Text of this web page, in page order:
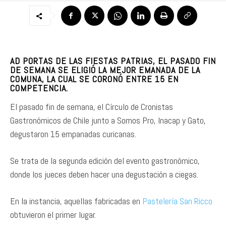
AD PORTAS DE LAS FIESTAS PATRIAS, EL PASADO FIN
DE SEMANA SE ELIGIÓ LA MEJOR EMANADA DE LA
COMUNA, LA CUAL SE CORONÓ ENTRE 15 EN
COMPETENCIA.
El pasado fin de semana, el Círculo de Cronistas
Gastronómicos de Chile junto a Somos Pro, Inacap y Gato,
degustaron 15 empanadas curicanas.
Se trata de la segunda edición del evento gastronómico,
donde los jueces deben hacer una degustación a ciegas.
En la instancia, aquellas fabricadas en Pastelería San Ricco
obtuvieron el primer lugar.